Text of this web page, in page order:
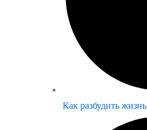
Как разбудить жизнь